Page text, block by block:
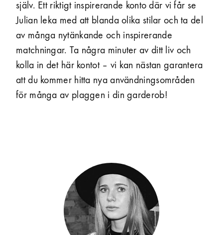
själv. Ett riktigt inspirerande konto där vi får se
Julian leka med att blanda olika stilar och ta del
av många nytänkande och inspirerande
matchningar. Ta några minuter av ditt liv och
kolla in det här kontot – vi kan nästan garantera
att du kommer hitta nya användnings­områden
för många av plaggen i din garderob!